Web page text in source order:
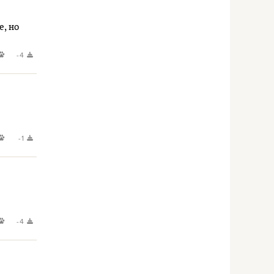
но
-4
-1
-4